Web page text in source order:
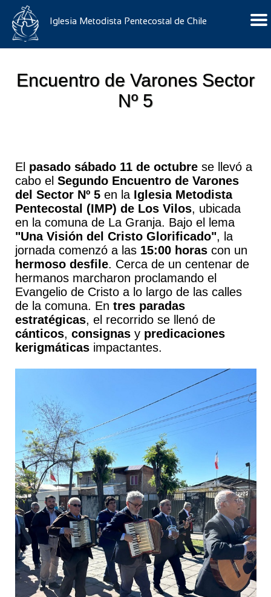
Iglesia Metodista Pentecostal de Chile
Encuentro de Varones Sector
Nº 5
El pasado sábado 11 de octubrese llevó a
cabo el Segundo Encuentro de Varones
del Sector Nº 5en la Iglesia Metodista
Pentecostal (IMP) de Los Vilos, ubicada
en la comuna de La Granja. Bajo el lema
"Una Visión del Cristo Glorificado", la
jornada comenzó a las 15:00 horascon un
hermoso desfile. Cerca de un centenar de
hermanos marcharon proclamando el
Evangelio de Cristo a lo largo de las calles
de la comuna. En tres paradas
estratégicas, el recorrido se llenó de
cánticos, consignasy predicaciones
kerigmáticasimpactantes.